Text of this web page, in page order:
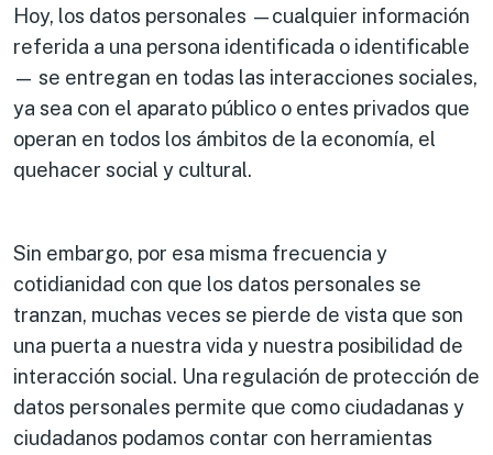
Hoy, los datos personales —cualquier información
referida a una persona identificada o identificable
— se entregan en todas las interacciones sociales,
ya sea con el aparato público o entes privados que
operan en todos los ámbitos de la economía, el
quehacer social y cultural.
Sin embargo, por esa misma frecuencia y
cotidianidad con que los datos personales se
tranzan, muchas veces se pierde de vista que son
una puerta a nuestra vida y nuestra posibilidad de
interacción social. Una regulación de protección de
datos personales permite que como ciudadanas y
ciudadanos podamos contar con herramientas